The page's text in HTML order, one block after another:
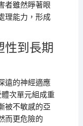
者雖然睜著眼
理能力，形成
性到長期
遠的神經適應
次單元組成重
被不敏感的亞
而更危險的